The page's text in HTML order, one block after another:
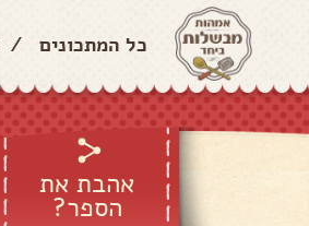
כל המתכונים /
אהבת את
הספר?